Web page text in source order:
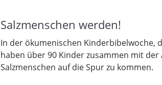
Salzmenschen werden!
In der ökumenischen Kinderbibelwoche,
haben über 90 Kinder zusammen mit
Salzmenschen auf die Spur zu kommen.